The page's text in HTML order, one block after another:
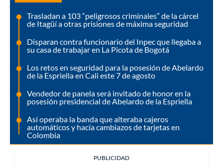
Trasladan a 103 “peligrosos criminales” de la cárcel
de Itagüí a otras prisiones de máxima seguridad
Disparan contra funcionario del Inpec que llegaba a
su casa de trabajar en La Picota de Bogotá
Los retos en seguridad para la posesión de Abelardo
de la Espriella en Cali este 7 de agosto
Vendedor de panela será invitado de honor en la
posesión presidencial de Abelardo de la Espriella
Así operaba la banda que alteraba cajeros
automáticos y hacía cambiazos de tarjetas en
Colombia
PUBLICIDAD